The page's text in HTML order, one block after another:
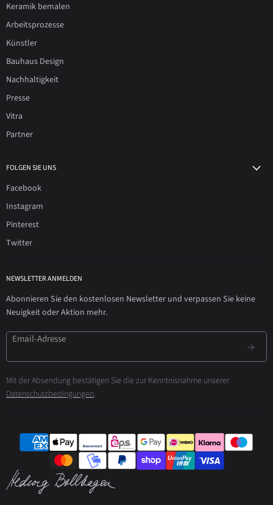
Keramik bemalen
Arbeitsprozesse
Künstler
Bauhaus Design
Nachhaltigkeit
Presse
Vitra
Partner
FOLGEN SIE UNS
Facebook
Instagram
Pinterest
Twitter
NEWSLETTER ANMELDEN
Abonnieren Sie den kostenlosen Newsletter und verpassen Sie keine
Neuigkeit oder Aktion mehr.
Email-Adresse
Mit der Absendung bestätigen Sie die zur Kenntnisnahme unserer
Datenschutzbedingungen.